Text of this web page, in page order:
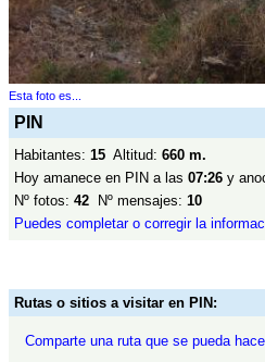
Esta foto es...
PIN
Habitantes: 15 Altitud: 660 m.
Hoy amanece en PIN a las 07:26 y
Nº fotos: 42 Nº mensajes: 10
Puedes completar o corregir la
Rutas o sitios a visitar en PIN:
Comparte una ruta que se pueda